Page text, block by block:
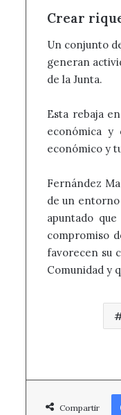
Crear
Un conjunto
generan
de la Junta.
Esta rebaja
económica y
económico y
Fernández
de un entorno
apuntado
compromiso
favorecen su
Comunidad y
Compartir